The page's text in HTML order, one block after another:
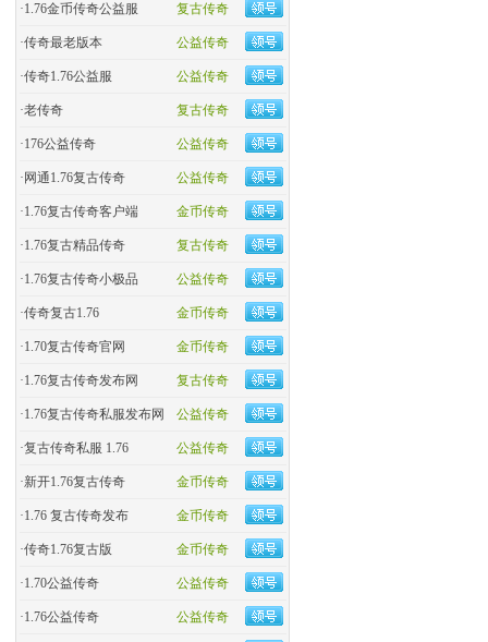
复古传奇
·​1.76金币传奇公益服
公益传奇
·​传奇最老版本
公益传奇
·传奇1.76公益服
复古传奇
·老传奇
公益传奇
·176公益传奇
公益传奇
· 网通1.76复古传奇
金币传奇
·1.76复古传奇客户端
复古传奇
·1.76复古精品传奇
公益传奇
·1.76复古传奇小极品
金币传奇
·传奇复古1.76
金币传奇
·1.70复古传奇官网
复古传奇
·1.76复古传奇发布网
公益传奇
·1.76复古传奇私服发布网
公益传奇
·复古传奇私服 1.76
金币传奇
·新开1.76复古传奇
金币传奇
·1.76 复古传奇发布
金币传奇
·传奇1.76复古版
公益传奇
·1.70公益传奇
公益传奇
·1.76公益传奇